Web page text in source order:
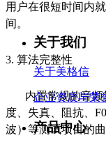
用户在很短时间内
间。
3. 算法完整性
内置常规的音
度、失真、阻抗、
波）等测试项目的
关于我们
关于美格信
企业资质与荣
产品中心